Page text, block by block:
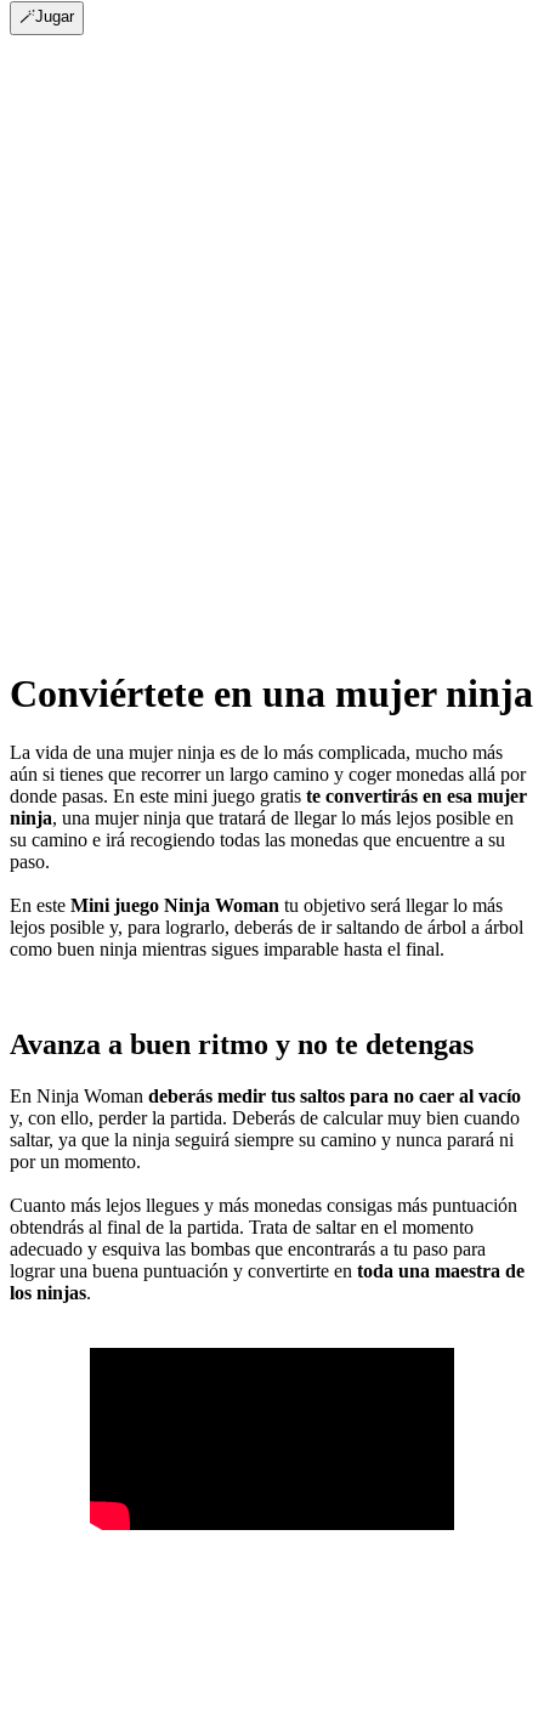
🪄Jugar
Conviértete en una mujer ninja
La vida de una mujer ninja es de lo más complicada, mucho más
aún si tienes que recorrer un largo camino y coger monedas allá por
donde pasas. En este mini juego gratis te convertirás en esa mujer
ninja, una mujer ninja que tratará de llegar lo más lejos posible en
su camino e irá recogiendo todas las monedas que encuentre a su
paso.
En este Mini juego Ninja Woman tu objetivo será llegar lo más
lejos posible y, para lograrlo, deberás de ir saltando de árbol a árbol
como buen ninja mientras sigues imparable hasta el final.
Avanza a buen ritmo y no te detengas
En Ninja Woman deberás medir tus saltos para no caer al vacío
y, con ello, perder la partida. Deberás de calcular muy bien cuando
saltar, ya que la ninja seguirá siempre su camino y nunca parará ni
por un momento.
Cuanto más lejos llegues y más monedas consigas más puntuación
obtendrás al final de la partida. Trata de saltar en el momento
adecuado y esquiva las bombas que encontrarás a tu paso para
lograr una buena puntuación y convertirte en toda una maestra de
los ninjas.